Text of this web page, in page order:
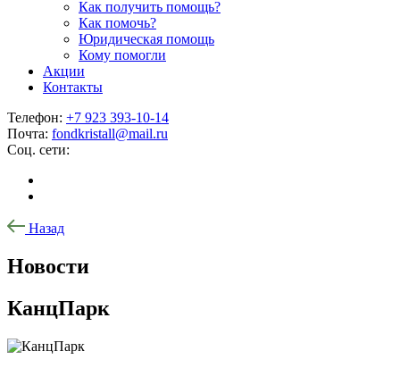
Как получить помощь?
Как помочь?
Юридическая помощь
Кому помогли
Акции
Контакты
Телефон: +7 923 393-10-14
Почта: fondkristall@mail.ru
Соц. сети:
Назад
Новости
КанцПарк